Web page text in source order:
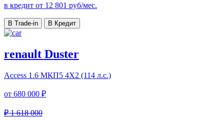
в кредит от 12 801 руб/мес.
В Trade-in В Кредит
renault Duster
Access 1.6 МКП5 4Х2 (114 л.с.)
от 680 000 ₽
₽ 1 618 000